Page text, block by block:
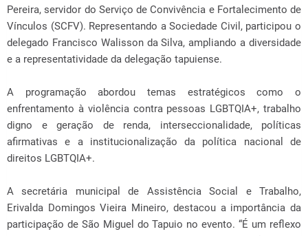
Pereira, servidor do Serviço de Convivência e Fortalecimento de
Vínculos (SCFV). Representando a Sociedade Civil, participou o
delegado Francisco Walisson da Silva, ampliando a diversidade
e a representatividade da delegação tapuiense.
A programação abordou temas estratégicos como o
enfrentamento à violência contra pessoas LGBTQIA+, trabalho
digno e geração de renda, interseccionalidade, políticas
afirmativas e a institucionalização da política nacional de
direitos LGBTQIA+.
A secretária municipal de Assistência Social e Trabalho,
Erivalda Domingos Vieira Mineiro, destacou a importância da
participação de São Miguel do Tapuio no evento. “É um reflexo